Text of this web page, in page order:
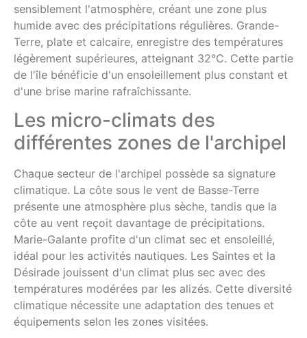
sensiblement l'atmosphère, créant une zone plus
humide avec des précipitations régulières. Grande-
Terre, plate et calcaire, enregistre des températures
légèrement supérieures, atteignant 32°C. Cette partie
de l'île bénéficie d'un ensoleillement plus constant et
d'une brise marine rafraîchissante.
Les micro-climats des
différentes zones de l'archipel
Chaque secteur de l'archipel possède sa signature
climatique. La côte sous le vent de Basse-Terre
présente une atmosphère plus sèche, tandis que la
côte au vent reçoit davantage de précipitations.
Marie-Galante profite d'un climat sec et ensoleillé,
idéal pour les activités nautiques. Les Saintes et la
Désirade jouissent d'un climat plus sec avec des
températures modérées par les alizés. Cette diversité
climatique nécessite une adaptation des tenues et
équipements selon les zones visitées.